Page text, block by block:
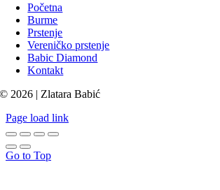
Početna
Burme
Prstenje
Vereničko prstenje
Babic Diamond
Kontakt
© 2026 | Zlatara Babić
Page load link
Go to Top